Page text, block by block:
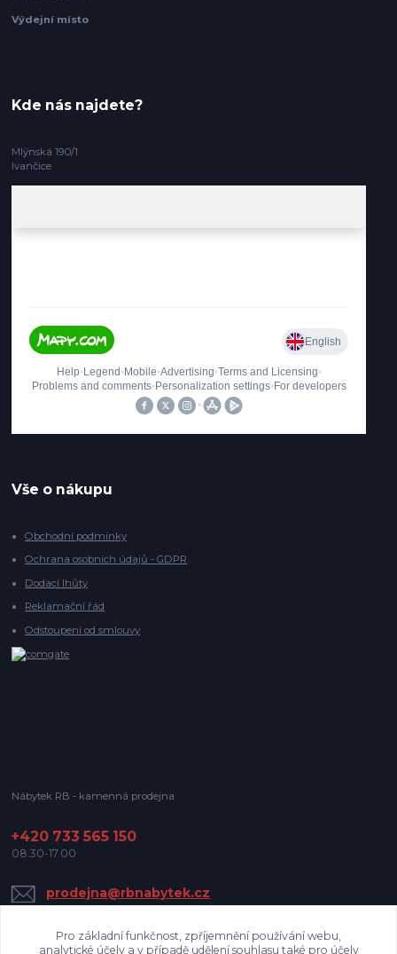
Výdejní místo
Kde nás najdete?
Mlýnská 190/1
Ivančice
Vše o nákupu
Obchodní podmínky
Ochrana osobních údajů - GDPR
Dodací lhůty
Reklamační řád
Odstoupení od smlouvy
Nábytek RB - kamenná prodejna
+420 733 565 150
08.30-17.00
prodejna@rbnabytek.cz
Pro základní funkčnost, zpříjemnění používání webu,
analytické účely a v případě udělení souhlasu také pro účely